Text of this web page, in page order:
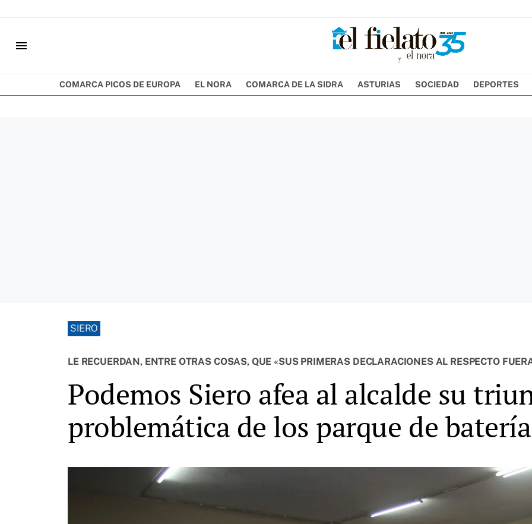
menu
COMARCA PICOS DE EUROPA EL NORA COMARCA DE LA SIDRA ASTURIAS SOCIEDAD DEPORTES
SIERO
LE RECUERDAN, ENTRE OTRAS COSAS, QUE «SUS PRIMERAS DECLARACIONES AL RESPECTO
Podemos Siero afea al alcalde su
problemática de los parque de